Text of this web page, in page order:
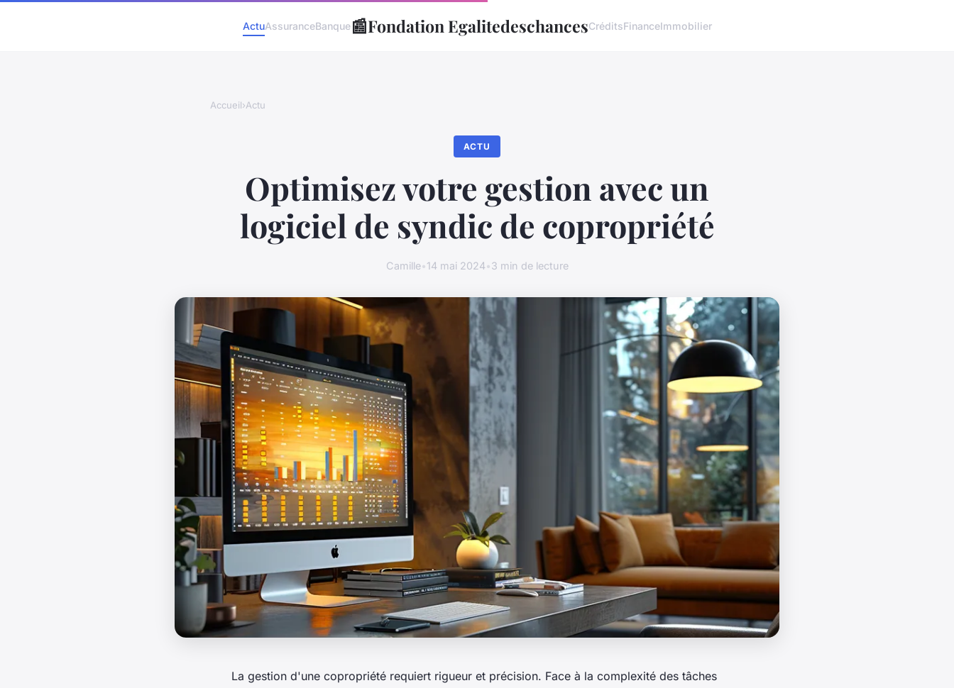
ActuAssuranceBanque📰Fondation EgalitedeschancesCréditsFinanceImmobilier
Accueil›Actu
ACTU
Optimisez votre gestion avec un
logiciel de syndic de copropriété
Camille•14 mai 2024•3 min de lecture
La gestion d'une copropriété requiert rigueur et précision. Face à la complexité des tâches